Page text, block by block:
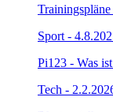
Sport -
Pi123 - Was
Tech -